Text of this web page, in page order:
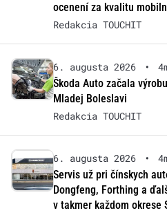
ocenení za kvalitu
Redakcia TOUCHIT
6. augusta 2026 •
Škoda Auto začala
Mladej Boleslavi
Redakcia TOUCHIT
6. augusta 2026 •
Servis už pri čínskych
Dongfeng, Forthing a
v takmer každom okrese